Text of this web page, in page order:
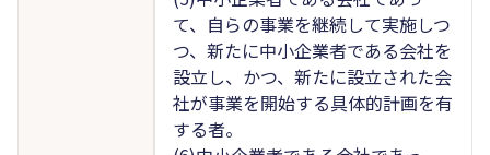
て、自らの事業を継続して実施しつ
つ、新たに中小企業者である会社を
設立し、かつ、新たに設立された会
社が事業を開始する具体的計画を有
する者。